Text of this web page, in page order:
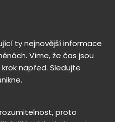
ty nejnovější informace
Víme, že čas jsou
napřed. Sledujte
proto